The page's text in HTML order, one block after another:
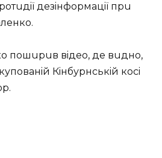
дeзiнформацiї прu
пошuрuв вiдeо, дe вuдно,
Кiнбурнськiй косi